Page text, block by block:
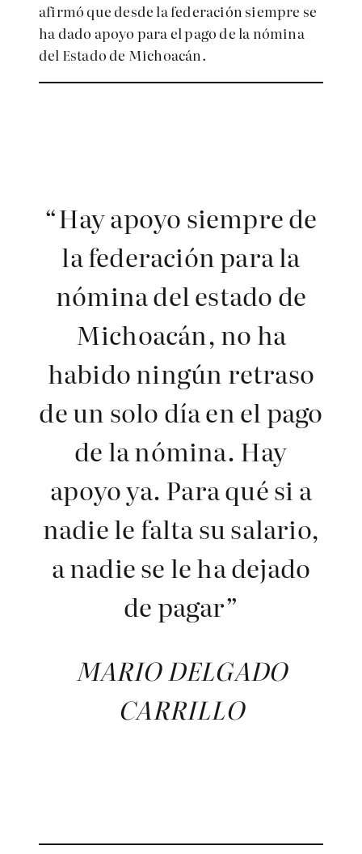
afirmó que desde la federación siempre se
ha dado apoyo para el pago de la nómina
del Estado de Michoacán.
“Hay apoyo siempre de
la federación para la
nómina del estado de
Michoacán, no ha
habido ningún retraso
de un solo día en el pago
de la nómina. Hay
apoyo ya. Para qué si a
nadie le falta su salario,
a nadie se le ha dejado
de pagar”
MARIO DELGADO
CARRILLO